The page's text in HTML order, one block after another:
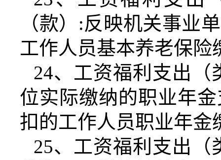
（款） :反映机关事业
工作人员基本养老保
24、工资福利支出（
位实际缴纳的职业年
扣的工作人员职业年金
25、工资福利支出（